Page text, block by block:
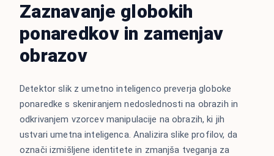
Zaznavanje globokih
ponaredkov in zamenjav
obrazov
Detektor slik z umetno inteligenco preverja globoke
ponaredke s skeniranjem nedoslednosti na obrazih in
odkrivanjem vzorcev manipulacije na obrazih, ki jih
ustvari umetna inteligenca. Analizira slike profilov, da
označi izmišljene identitete in zmanjša tveganja za